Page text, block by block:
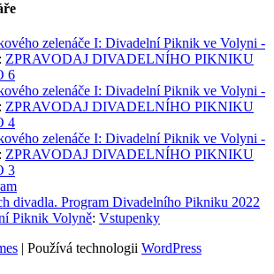
zelenáče I: Divadelní Piknik ve Volyni -
: ZPRAVODAJ DIVADELNÍHO PIKNIKU
6
zelenáče I: Divadelní Piknik ve Volyni -
: ZPRAVODAJ DIVADELNÍHO PIKNIKU
4
zelenáče I: Divadelní Piknik ve Volyni -
: ZPRAVODAJ DIVADELNÍHO PIKNIKU
3
divadla. Program Divadelního Pikniku 2022
Piknik Volyně: Vstupenky
| Používá technologii WordPress